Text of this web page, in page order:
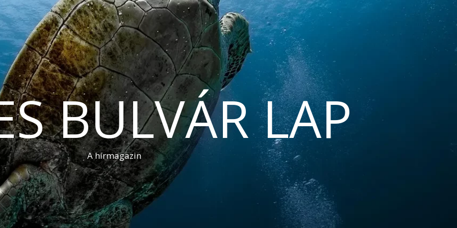
BULVÁR LAP
A hírmagazin